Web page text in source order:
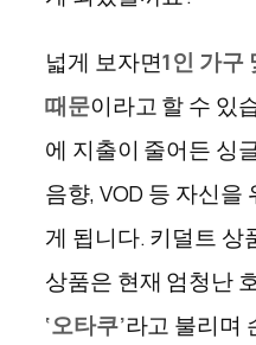
넓게 보자면1인 가구
때문이라고 할 수 있
에 지출이 줄어든 싱
음향, VOD 등 자신을
게 됩니다. 키덜트 상
상품은 현재 엄청난
‘오타쿠’라고 불리며